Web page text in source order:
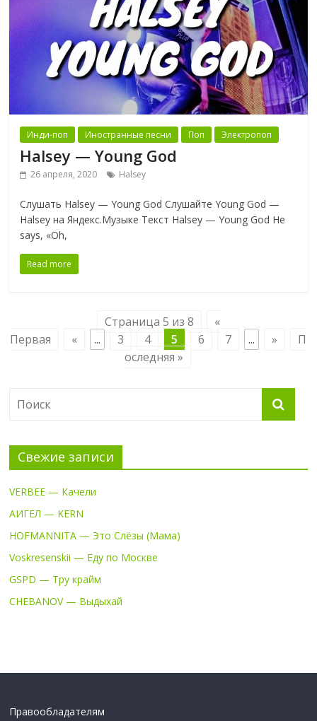
Инди-поп Иностранные песни Поп Электропоп
Halsey — Young God
26 апреля, 2020 Halsey
Слушать Halsey — Young God Слушайте Young God —
Halsey на Яндекс.Музыке Текст Halsey — Young God He
says, «Oh,
Read more
Страница 5 из 8
«
Первая
« ... 3 4 5 6 7 ... »
П
оследняя »
Свежие записи
VERBEE — Качели
АИГЕЛ — KERN
HOFMANNITA — Это Слёзы (Мама)
Voskresenskii — Еду по Москве
GSPD — Тру крайм
CHEBANOV — Выдыхай
Правообладателям